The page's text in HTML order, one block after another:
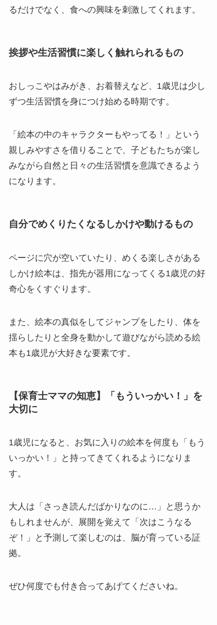
るだけでなく、食への興味を刺激してくれます。
挨拶や生活習慣に楽しく触れられるもの
おしっこやはみがき、お着替えなど、1歳児は少し
ずつ生活習慣を身につけ始める時期です。
「絵本の中のキャラクターもやってる！」という
親しみやすさを借りることで、子どもたちが楽し
みながら自然と日々の生活習慣を意識できるよう
になります。
自分でめくりたくなるしかけや動けるもの
ページに穴が空いていたり、めくる楽しさがある
しかけ絵本は、指先が器用になってくる1歳児の好
奇心をくすぐります。
また、絵本の真似をしてジャンプをしたり、体を
揺らしたりと全身を動かして遊びながら読める絵
本も1歳児が大好きな要素です。
【保育士ママの知恵】「もういっかい！」を
大切に
1歳児になると、お気に入りの絵本を何度も「もう
いっかい！」と持ってきてくれるようになりま
す。
大人は「さっき読んだばかりなのに…」と思うか
もしれませんが、展開を覚えて「次はこうなる
ぞ！」と予測して楽しむのは、脳が育っている証
拠。
ぜひ何度でも付き合ってあげてくださいね。